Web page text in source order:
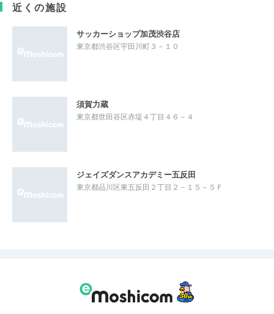
近くの施設
サッカーショップ加茂渋谷店
東京都渋谷区宇田川町３－１０
須賀力蔵
東京都世田谷区赤堤４丁目４６－４
ジェイズダンスアカデミー五反田
東京都品川区東五反田２丁目２－１５－５Ｆ